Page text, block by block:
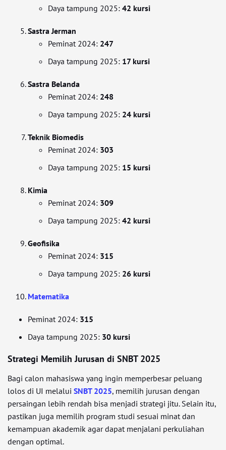
Daya tampung 2025: 42 kursi
Sastra Jerman
Peminat 2024: 247
Daya tampung 2025: 17 kursi
Sastra Belanda
Peminat 2024: 248
Daya tampung 2025: 24 kursi
Teknik Biomedis
Peminat 2024: 303
Daya tampung 2025: 15 kursi
Kimia
Peminat 2024: 309
Daya tampung 2025: 42 kursi
Geofisika
Peminat 2024: 315
Daya tampung 2025: 26 kursi
Matematika
Peminat 2024: 315
Daya tampung 2025: 30 kursi
Strategi Memilih Jurusan di SNBT 2025
Bagi calon mahasiswa yang ingin memperbesar peluang
lolos di UI melalui SNBT 2025, memilih jurusan dengan
persaingan lebih rendah bisa menjadi strategi jitu. Selain itu,
pastikan juga memilih program studi sesuai minat dan
kemampuan akademik agar dapat menjalani perkuliahan
dengan optimal.